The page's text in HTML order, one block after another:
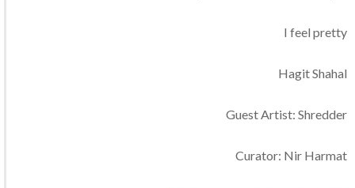
I feel pretty
Hagit Shahal
Guest Artist: Shredder
Curator: Nir Harmat